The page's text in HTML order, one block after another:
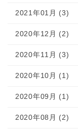
2021年01月 (3)
2020年12月 (2)
2020年11月 (3)
2020年10月 (1)
2020年09月 (1)
2020年08月 (2)